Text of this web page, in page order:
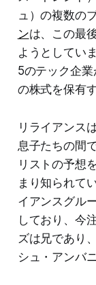
ュ）の複数の
ンは、この最
ようとしてい
5のテック企
の株式を保有
リライアンス
息子たちの間
リストの予想
まり知られて
イアンスグル
しており、今
ズは兄であり
シュ・アンバ